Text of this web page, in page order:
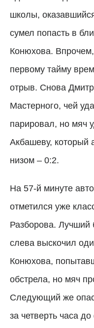
школы,
сумел попасть в
Конюхова.
первому тайму
отрыв. Снова
Мастерного, чей
парировал, но мяч
Акбашеву, который
низом – 0:2.
На 57-й минуте
отметился уже
Разборова. Лучший
слева выскочил
Конюхова,
обстрела, но мяч
Следующий же
за четверть часа